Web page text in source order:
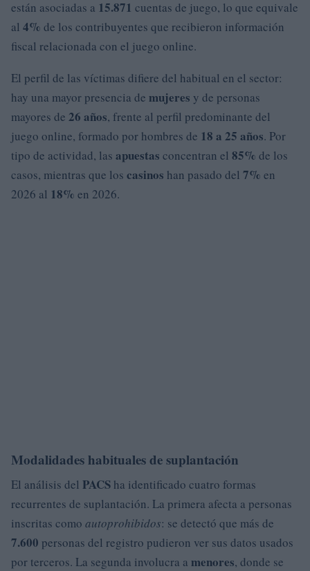
están asociadas a 15.871 cuentas de juego, lo que equivale
al 4% de los contribuyentes que recibieron información
fiscal relacionada con el juego online.
El perfil de las víctimas difiere del habitual en el sector:
hay una mayor presencia de mujeres y de personas
mayores de 26 años, frente al perfil predominante del
juego online, formado por hombres de 18 a 25 años. Por
tipo de actividad, las apuestas concentran el 85% de los
casos, mientras que los casinos han pasado del 7% en
2026 al 18% en 2026.
Modalidades habituales de suplantación
El análisis del PACS ha identificado cuatro formas
recurrentes de suplantación. La primera afecta a personas
inscritas como autoprohibidos: se detectó que más de
7.600 personas del registro pudieron ver sus datos usados
por terceros. La segunda involucra a menores, donde se